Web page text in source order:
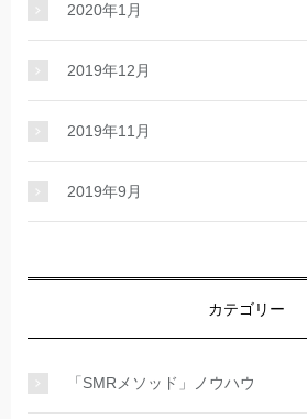
2020年1月
2019年12月
2019年11月
2019年9月
カテゴリー
「SMRメソッド」ノウハウ